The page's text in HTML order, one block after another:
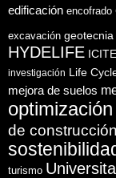
edificación encofrado
excavación geotecnia
HYDELIFE
investigación Life
mejora de suelos
optimización
de construcción
turismo